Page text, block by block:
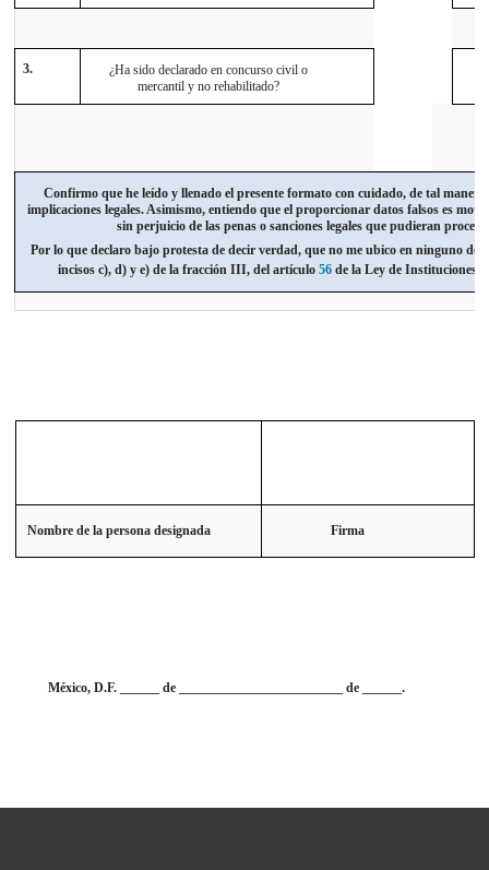
3.
¿Ha sido declarado en concurso civil o
mercantil y no rehabilitado?
Confirmo que he leído y llenado el presente formato con cuidado, de tal
implicaciones legales. Asimismo, entiendo que el proporcionar datos falsos es
sin perjuicio de las penas o sanciones legales que pudieran
Por lo que declaro bajo protesta de decir verdad, que no me ubico en ninguno de
incisos c), d) y e) de la fracción III, del artículo56 de la Ley de Instituciones
Nombre de la persona designada Firma
México, D.F. ______ de _________________________ de ______.